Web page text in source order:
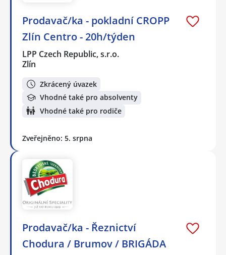
Prodavač/ka - pokladní CROPP
Zlín Centro - 20h/týden
LPP Czech Republic, s.r.o.
Zlín
Zkrácený úvazek
Vhodné také pro absolventy
Vhodné také pro rodiče
Zveřejněno: 5. srpna
Prodavač/ka - Řeznictví
Chodura / Brumov / BRIGÁDA